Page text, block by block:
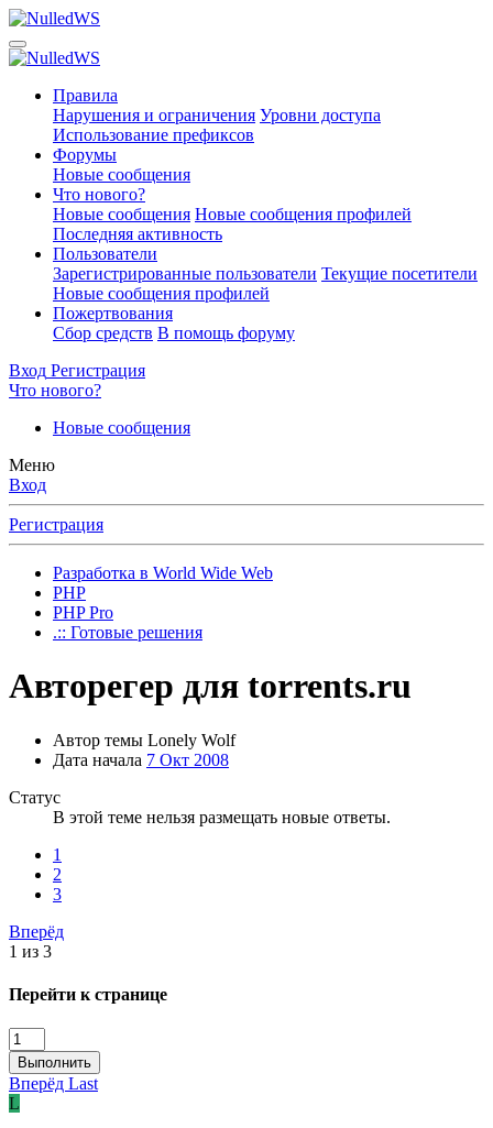
Правила
Нарушения и ограничения Уровни доступа
Использование префиксов
Форумы
Новые сообщения
Что нового?
Новые сообщения Новые сообщения профилей
Последняя активность
Пользователи
Зарегистрированные пользователи Текущие посетители
Новые сообщения профилей
Пожертвования
Сбор средств В помощь форуму
Вход Регистрация
Что нового?
Новые сообщения
Меню
Вход
Регистрация
Разработка в World Wide Web
PHP
PHP Pro
.:: Готовые решения
Авторегер для torrents.ru
Автор темы Lonely Wolf
Дата начала 7 Окт 2008
Статус
В этой теме нельзя размещать новые ответы.
1
2
3
Вперёд
1 из 3
Перейти к странице
Выполнить
Вперёд Last
L